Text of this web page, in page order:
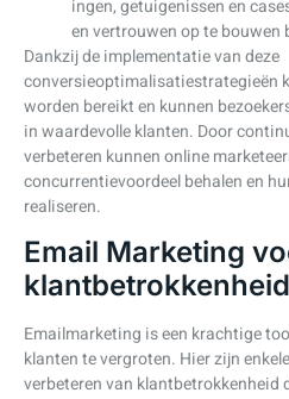
ingen, getuigenissen en
en vertrouwen op te bouwen
Dankzij de implementatie van deze
conversieoptimalisatiestrategieën
worden bereikt en kunnen
in waardevolle klanten. Door
verbeteren kunnen online
concurrentievoordeel behalen en
realiseren.
Email Marketing
klantbetrokkenheid
Emailmarketing is een krachtige
klanten te vergroten. Hier zijn
verbeteren van klantbetrokkenheid